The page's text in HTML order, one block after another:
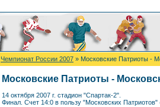
Чемпионат России 2007 » Московские Патриоты -
Московские Патриоты -
14 октября 2007 г. стадион "Спартак-2".
Финал. Счет 14:0 в пользу "Московских